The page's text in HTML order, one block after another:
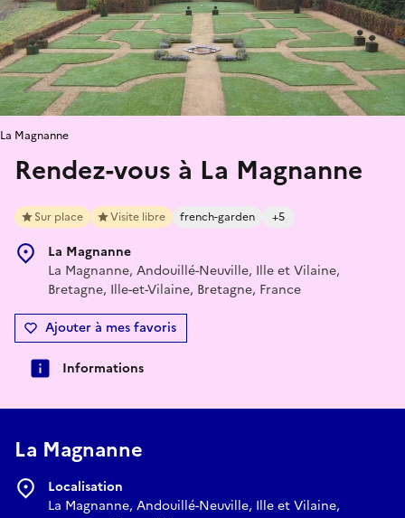
Rendez-vous à La Magnanne
Sur place Visite libre french-garden +5
La Magnanne
La Magnanne, Andouillé-Neuville, Ille et Vilaine,
Bretagne, Ille-et-Vilaine, Bretagne, France
Ajouter à mes favoris
La Magnanne
Informations
La Magnanne
Localisation
La Magnanne, Andouillé-Neuville, Ille et Vilaine,